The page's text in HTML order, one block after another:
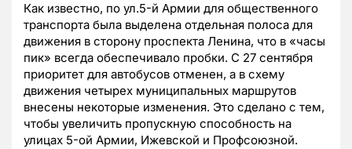
Как известно, по ул.5-й Армии для общественного
транспорта была выделена отдельная полоса для
движения в сторону проспекта Ленина, что в «часы
пик» всегда обеспечивало пробки. С 27 сентября
приоритет для автобусов отменен, а в схему
движения четырех муниципальных маршрутов
внесены некоторые изменения. Это сделано с тем,
чтобы увеличить пропускную способность на
улицах 5-ой Армии, Ижевской и Профсоюзной.